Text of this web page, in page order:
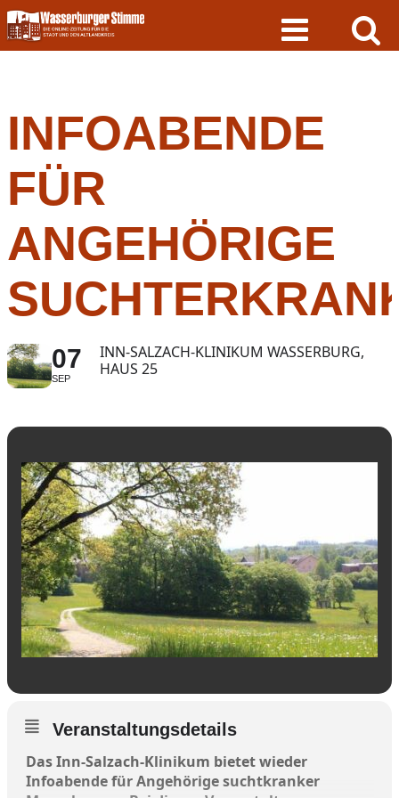
Skip
to
content
INFOABENDE
FÜR
ANGEHÖRIGE
07
SEP
INN-SALZACH-KLINIKUM WASSERBURG,
HAUS 25
Veranstaltungsdetails
Das Inn-Salzach-Klinikum bietet wieder
Infoabende für Angehörige suchtkranker